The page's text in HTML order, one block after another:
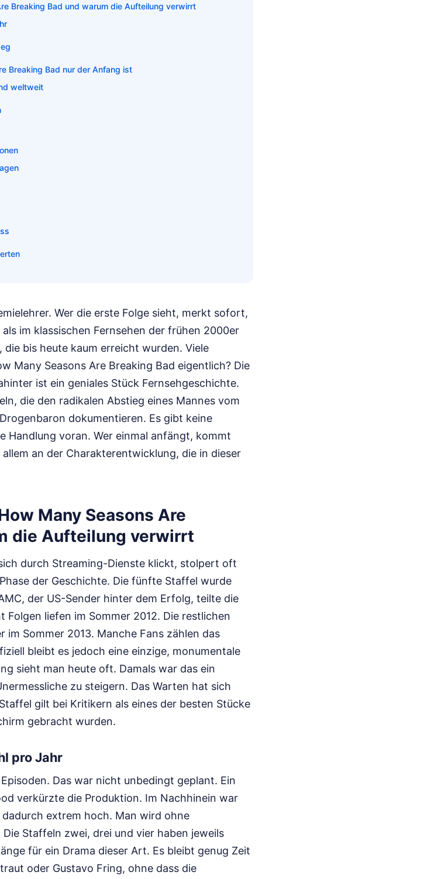
Breaking Bad und warum die Aufteilung verwirrt
Breaking Bad nur der Anfang ist
weltweit
Wer die erste Folge sieht, merkt sofort,
im klassischen Fernsehen der frühen 2000er
bis heute kaum erreicht wurden. Viele
Many Seasons Are Breaking Bad eigentlich? Die
ist ein geniales Stück Fernsehgeschichte.
die den radikalen Abstieg eines Mannes vom
dokumentieren. Es gibt keine
Handlung voran. Wer einmal anfängt, kommt
an der Charakterentwicklung, die in dieser
Many Seasons Are
die Aufteilung verwirrt
durch Streaming-Dienste klickt, stolpert oft
der Geschichte. Die fünfte Staffel wurde
der US-Sender hinter dem Erfolg, teilte die
Folgen liefen im Sommer 2012. Die restlichen
Sommer 2013. Manche Fans zählen das
bleibt es jedoch eine einzige, monumentale
sieht man heute oft. Damals war das ein
zu steigern. Das Warten hat sich
gilt bei Kritikern als eines der besten Stücke
gebracht wurden.
pro Jahr
Das war nicht unbedingt geplant. Ein
verkürzte die Produktion. Im Nachhinein war
extrem hoch. Man wird ohne
Staffeln zwei, drei und vier haben jeweils
für ein Drama dieser Art. Es bleibt genug Zeit
oder Gustavo Fring, ohne dass die